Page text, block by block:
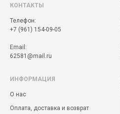
КОНТАКТЫ
Телефон:
+7 (961) 154-09-05
Email:
62581@mail.ru
ИНФОРМАЦИЯ
О нас
Оплата, доставка и возврат